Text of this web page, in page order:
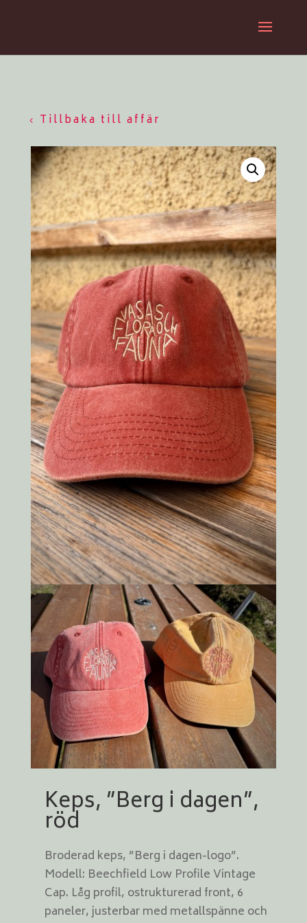
Tillbaka till affär
Keps, ”Berg i dagen”,
röd
Broderad keps, ”Berg i dagen-logo”.
Modell: Beechfield Low Profile Vintage
Cap. Låg profil, ostrukturerad front, 6
paneler, justerbar med metallspänne och